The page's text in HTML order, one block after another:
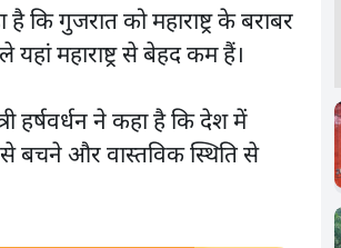
कि गुजरात को महाराष्ट्र के बराबर
महाराष्ट्र से बेहद कम हैं।
हर्षवर्धन ने कहा है कि देश में
से बचने और वास्तविक स्थिति से